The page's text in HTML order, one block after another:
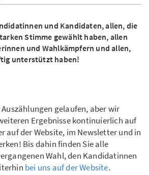
und Kandidaten, allen, die
Stimme gewählt haben, allen
und Wahlkämpfern und allen,
unterstützt haben!
gelaufen, aber wir
Ergebnisse kontinuierlich auf
auf der Website, im Newsletter und in
Bis dahin finden Sie alle
Wahl, den Kandidatinnen
bei uns auf der Website.